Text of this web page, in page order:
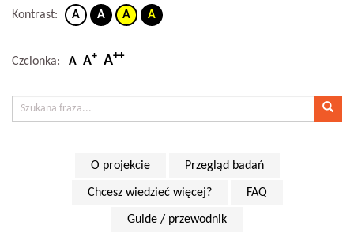
Kontrast: A A A A
Czcionka: A A+ A++
O projekcie Przegląd badań
Chcesz wiedzieć więcej? FAQ
Guide / przewodnik